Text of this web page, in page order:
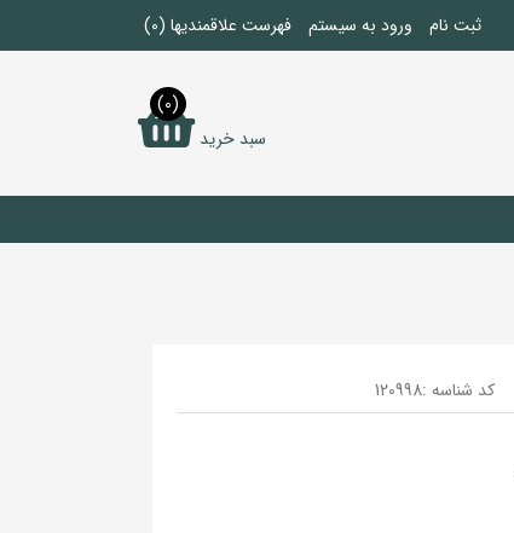
ثبت نام ورود به سیستم فهرست علاقمندیها (0)
سبد خرید
(0)
کد شناسه :120998